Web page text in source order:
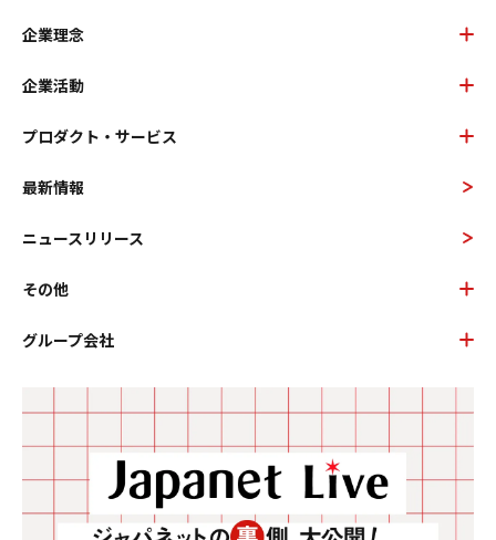
企業理念
企業活動
プロダクト・サービス
最新情報
ニュースリリース
その他
グループ会社